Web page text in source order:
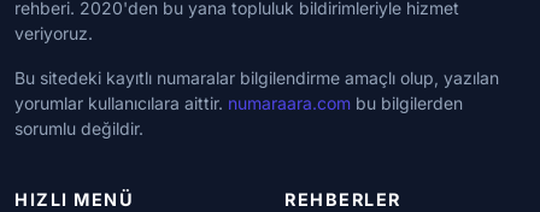
rehberi. 2020'den bu yana topluluk bildirimleriyle hizmet
veriyoruz.
Bu sitedeki kayıtlı numaralar bilgilendirme amaçlı olup, yazılan
yorumlar kullanıcılara aittir. numaraara.com bu bilgilerden
sorumlu değildir.
HIZLI MENÜ REHBERLER